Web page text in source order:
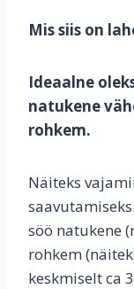
Mis siis on
Ideaalne
natukene
rohkem.
Näiteks
saavutamiseks:
söö natukene
rohkem
keskmiselt ca